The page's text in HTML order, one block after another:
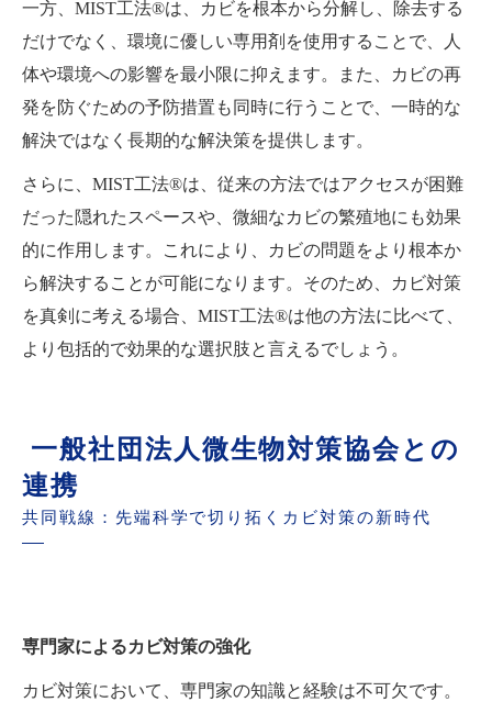
一方、MIST工法®は、カビを根本から分解し、除去する
だけでなく、環境に優しい専用剤を使用することで、人
体や環境への影響を最小限に抑えます。また、カビの再
発を防ぐための予防措置も同時に行うことで、一時的な
解決ではなく長期的な解決策を提供します。
さらに、MIST工法®は、従来の方法ではアクセスが困難
だった隠れたスペースや、微細なカビの繁殖地にも効果
的に作用します。これにより、カビの問題をより根本か
ら解決することが可能になります。そのため、カビ対策
を真剣に考える場合、MIST工法®は他の方法に比べて、
より包括的で効果的な選択肢と言えるでしょう。
一般社団法人微生物対策協会との
連携
共同戦線：先端科学で切り拓くカビ対策の新時代
専門家によるカビ対策の強化
カビ対策において、専門家の知識と経験は不可欠です。